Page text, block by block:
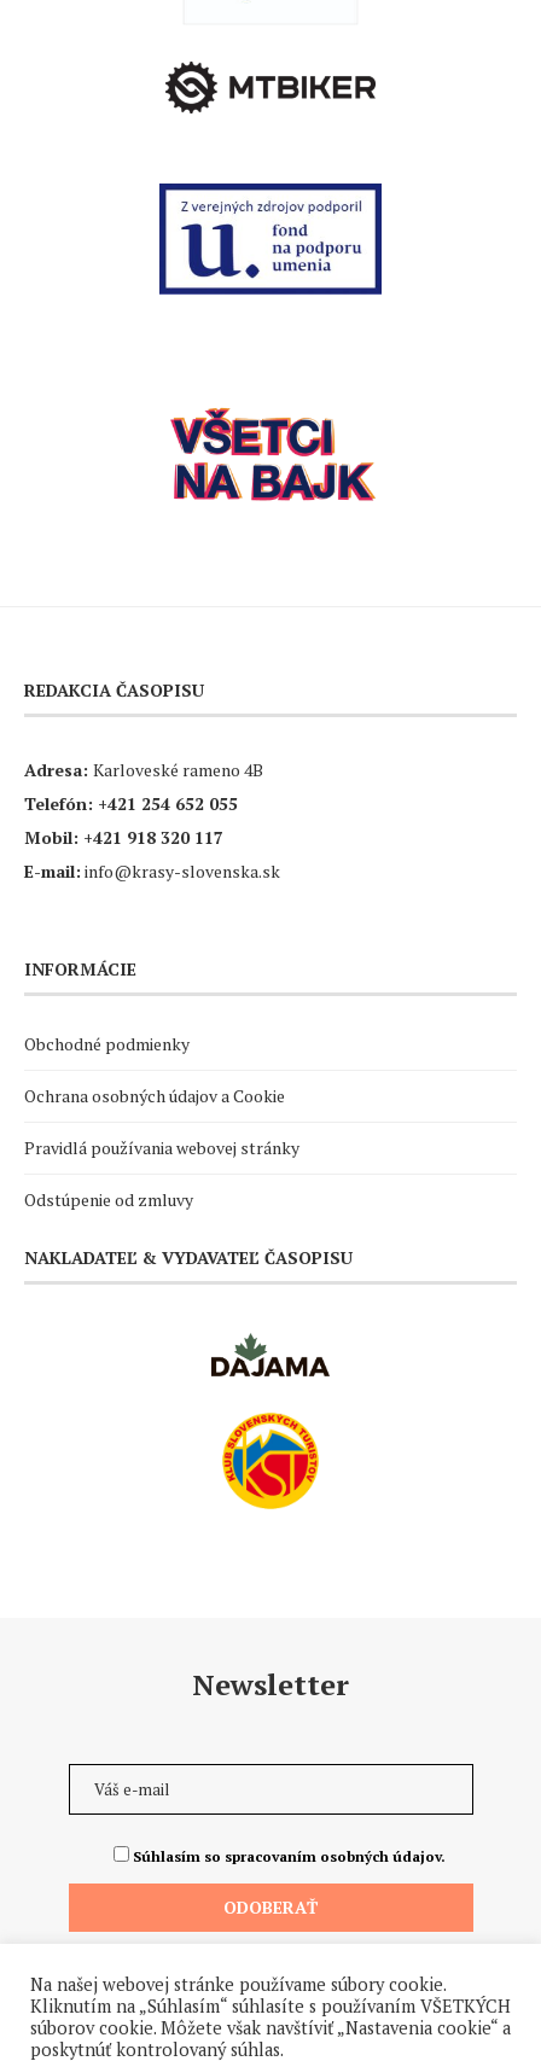
REDAKCIA ČASOPISU
Adresa: Karloveské rameno 4B
Telefón: +421 254 652 055
Mobil: +421 918 320 117
E-mail: info@krasy-slovenska.sk
INFORMÁCIE
Obchodné podmienky
Ochrana osobných údajov a Cookie
Pravidlá používania webovej stránky
Odstúpenie od zmluvy
NAKLADATEĽ & VYDAVATEĽ ČASOPISU
Newsletter
Súhlasím so spracovaním osobných údajov.
Na našej webovej stránke používame súbory cookie.
Kliknutím na „Súhlasím“ súhlasíte s používaním VŠETKÝCH
súborov cookie. Môžete však navštíviť „Nastavenia cookie“ a
poskytnúť kontrolovaný súhlas.